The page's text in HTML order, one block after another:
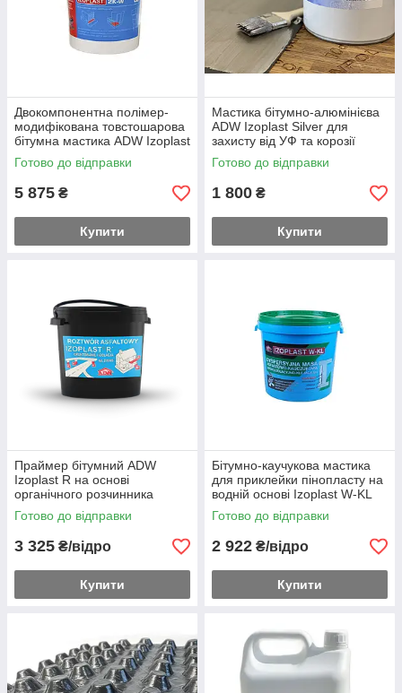
Двокомпонентна полімер-
модифікована товстошарова
бітумна мастика ADW Izoplast
2K-W без розчинників 32 кг
Готово до відправки
5 875 ₴
Купити
Мастика бітумно-алюмінієва
ADW Izoplast Silver для
захисту від УФ та корозії
покрівлі. Срібляста 5 л
Готово до відправки
1 800 ₴
Купити
Праймер бітумний ADW
Izoplast R на основі
органічного розчинника
Izoplast R 20 кг.
Готово до відправки
3 325 ₴/відро
Купити
Бітумно-каучукова мастика
для приклейки пінопласту на
водній основі Izoplast W-KL
22 кг.
Готово до відправки
2 922 ₴/відро
Купити